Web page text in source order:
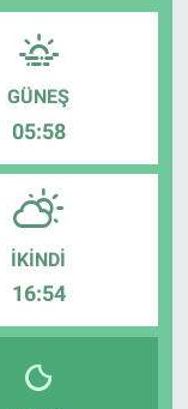
GÜNEŞ
05:58
İKINDI
16:54